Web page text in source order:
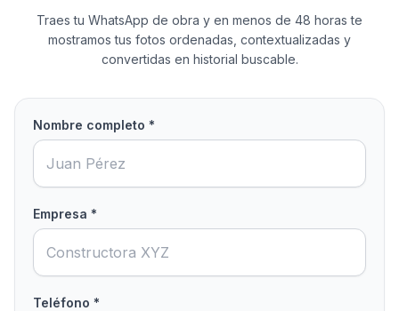
Traes tu WhatsApp de obra y en menos de 48 horas te
mostramos tus fotos ordenadas, contextualizadas y
convertidas en historial buscable.
Nombre completo *
Empresa *
Teléfono *